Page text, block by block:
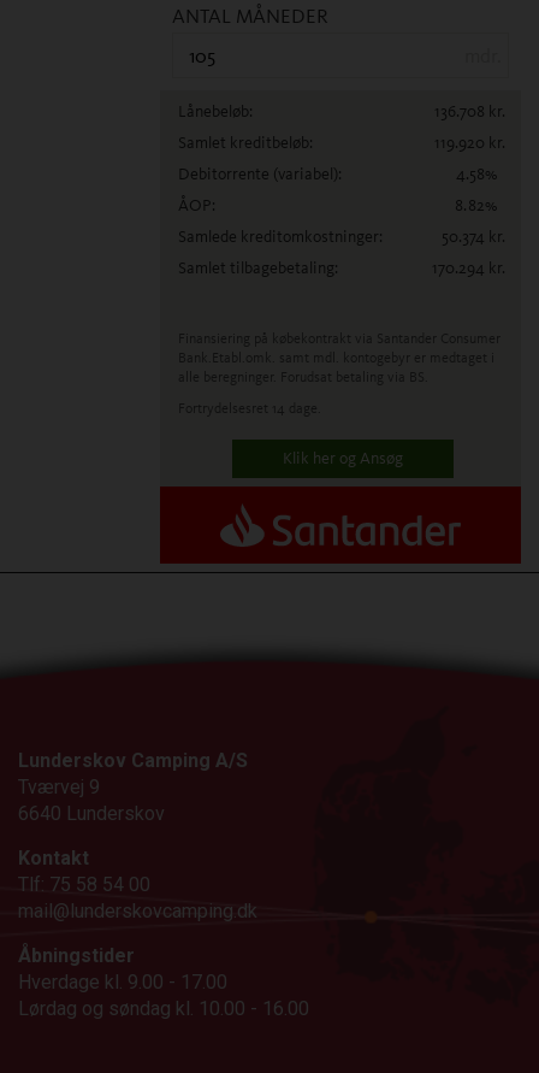
ANTAL MÅNEDER
Lånebeløb: 136.708 kr.
Samlet kreditbeløb:
119.920 kr.
Debitorrente (variabel): 4.58%
ÅOP:
8.82%
Samlede kreditomkostninger:
50.374 kr.
Samlet tilbagebetaling:
170.294 kr.
Finansiering på købekontrakt via Santander Consumer
Bank.
Etabl.omk. samt mdl. kontogebyr er medtaget i
alle beregninger. Forudsat betaling via BS.
Fortrydelsesret 14 dage.
Klik her og Ansøg
Lunderskov Camping A/S
Tværvej 9
6640 Lunderskov
Kontakt
Tlf: 75 58 54 00
mail@lunderskovcamping.dk
Åbningstider
Hverdage kl. 9.00 - 17.00
Lørdag og søndag kl. 10.00 - 16.00